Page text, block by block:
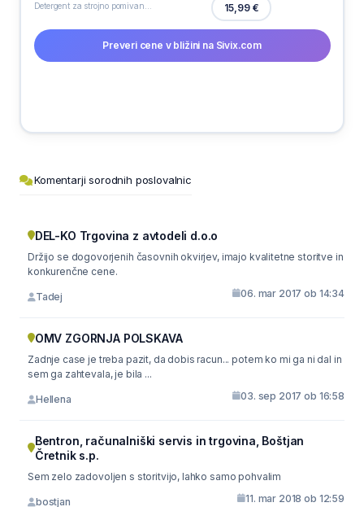
15,99 €
Preveri cene v bližini na Sivix.com
Komentarji sorodnih poslovalnic
DEL-KO Trgovina z avtodeli d.o.o
Držijo se dogovorjenih časovnih okvirjev, imajo kvalitetne storitve in
konkurenčne cene.
Tadej 06. mar 2017 ob 14:34
OMV ZGORNJA POLSKAVA
Zadnje case je treba pazit, da dobis racun... potem ko mi ga ni dal in
sem ga zahtevala, je bila ...
Hellena 03. sep 2017 ob 16:58
Bentron, računalniški servis in trgovina, Boštjan
Čretnik s.p.
Sem zelo zadovoljen s storitvijo, lahko samo pohvalim
bostjan 11. mar 2018 ob 12:59